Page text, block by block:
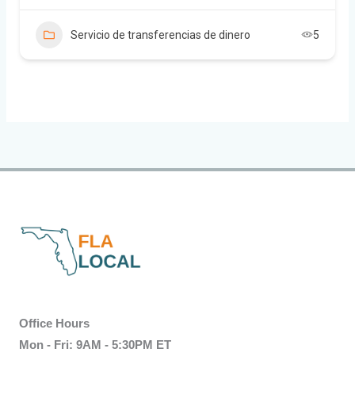
Servicio de transferencias de dinero 5
Office Hours
Mon - Fri: 9AM - 5:30PM ET